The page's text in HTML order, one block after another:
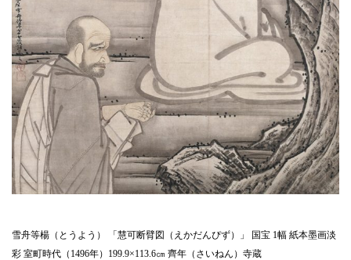
雪舟等楊（とうよう） 「慧可断臂図（えかだんぴず）」 国宝 1幅 紙本墨画淡
彩 室町時代（1496年）199.9×113.6㎝ 齊年（さいねん）寺蔵